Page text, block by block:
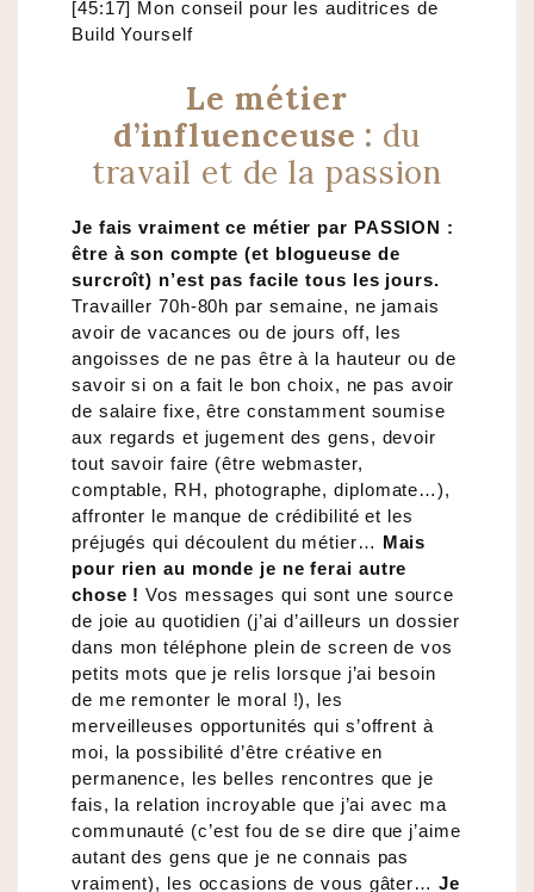
[45:17] Mon conseil pour les auditrices de
Build Yourself
Le métier
d’influenceuse : du
travail et de la passion
Je fais vraiment ce métier par PASSION :
être à son compte (et blogueuse de
surcroît) n’est pas facile tous les jours.
Travailler 70h-80h par semaine, ne jamais
avoir de vacances ou de jours off, les
angoisses de ne pas être à la hauteur ou de
savoir si on a fait le bon choix, ne pas avoir
de salaire fixe, être constamment soumise
aux regards et jugement des gens, devoir
tout savoir faire (être webmaster,
comptable, RH, photographe, diplomate…),
affronter le manque de crédibilité et les
préjugés qui découlent du métier… Mais
pour rien au monde je ne ferai autre
chose ! Vos messages qui sont une source
de joie au quotidien (j’ai d’ailleurs un dossier
dans mon téléphone plein de screen de vos
petits mots que je relis lorsque j’ai besoin
de me remonter le moral !), les
merveilleuses opportunités qui s’offrent à
moi, la possibilité d’être créative en
permanence, les belles rencontres que je
fais, la relation incroyable que j’ai avec ma
communauté (c’est fou de se dire que j’aime
autant des gens que je ne connais pas
vraiment), les occasions de vous gâter… Je